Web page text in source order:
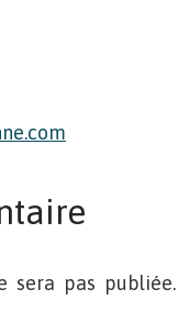
sera pas